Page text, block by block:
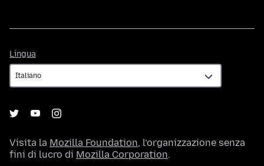
Lingua
Visita la Mozilla Foundation, l’organizzazione senza
fini di lucro di Mozilla Corporation.